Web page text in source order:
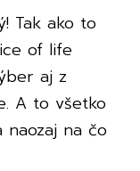
Tak ako to
of life
aj z
A to všetko
naozaj na čo